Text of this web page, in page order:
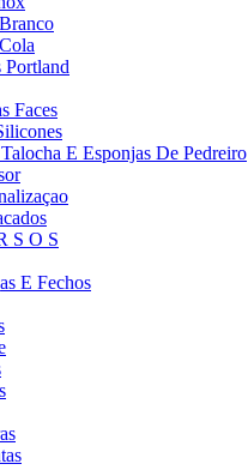
Portland
Faces
E Esponjas De Pedreiro
S O S
E Fechos